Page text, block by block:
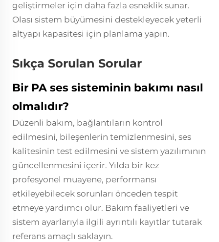
geliştirmeler için daha fazla esneklik sunar.
Olası sistem büyümesini destekleyecek yeterli
altyapı kapasitesi için planlama yapın.
Sıkça Sorulan Sorular
Bir PA ses sisteminin bakımı nasıl
olmalıdır?
Düzenli bakım, bağlantıların kontrol
edilmesini, bileşenlerin temizlenmesini, ses
kalitesinin test edilmesini ve sistem yazılımının
güncellenmesini içerir. Yılda bir kez
profesyonel muayene, performansı
etkileyebilecek sorunları önceden tespit
etmeye yardımcı olur. Bakım faaliyetleri ve
sistem ayarlarıyla ilgili ayrıntılı kayıtlar tutarak
referans amaçlı saklayın.